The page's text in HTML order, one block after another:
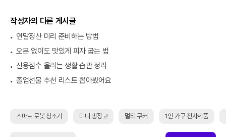
작성자의 다른 게시글
연말정산 미리 준비하는 방법
오븐 없이도 맛있게 피자 굽는 법
신용점수 올리는 생활 습관 정리
졸업선물 추천 리스트 뽑아봤어요
스마트 로봇 청소기 미니 냉장고 멀티 쿠커 1인 가구 전자제품